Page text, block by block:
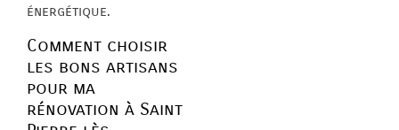
énergétique.
Comment choisir
les bons artisans
pour ma
rénovation à Saint